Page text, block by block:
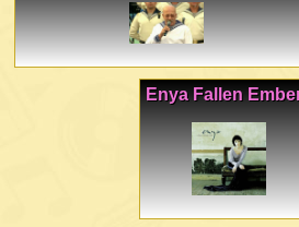
Enya Fallen